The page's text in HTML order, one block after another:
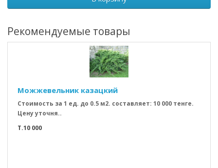
Рекомендуемые товары
Можжевельник казацкий
Стоимость за 1 ед. до 0.5 м2. составляет: 10 000 тенге.
Цену уточня..
T.10 000